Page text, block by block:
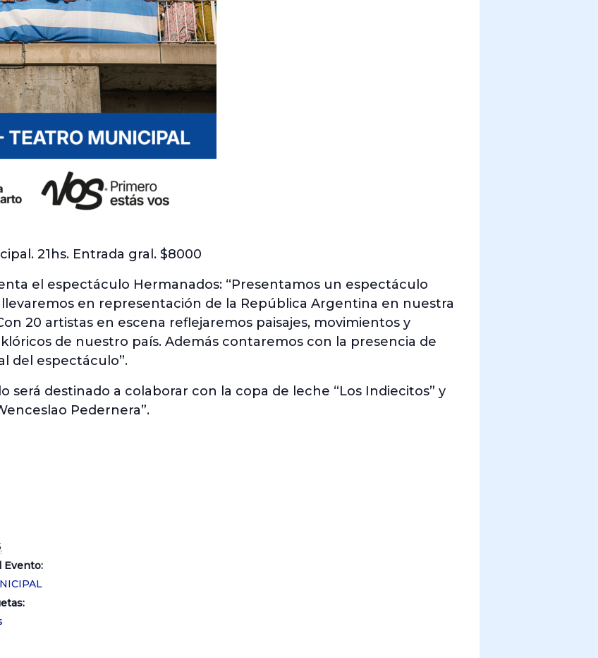
21hs. Entrada gral. $8000
el espectáculo Hermanados: “Presentamos un espectáculo
en representación de la República Argentina en nuestra
20 artistas en escena reflejaremos paisajes, movimientos y
de nuestro país. Además contaremos con la presencia de
del espectáculo”.
será destinado a colaborar con la copa de leche “Los Indiecitos” y
Pedernera”.
Evento: